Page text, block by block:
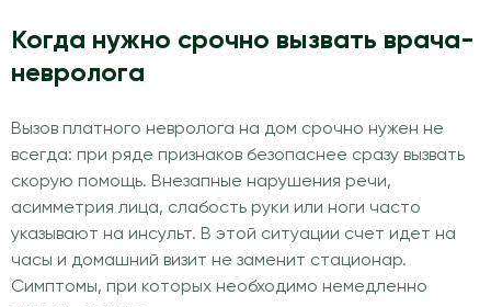
Когда нужно срочно вызвать врача-
невролога
Вызов платного невролога на дом срочно нужен не
всегда: при ряде признаков безопаснее сразу вызвать
скорую помощь. Внезапные нарушения речи,
асимметрия лица, слабость руки или ноги часто
указывают на инсульт. В этой ситуации счет идет на
часы и домашний визит не заменит стационар.
Симптомы, при которых необходимо немедленно